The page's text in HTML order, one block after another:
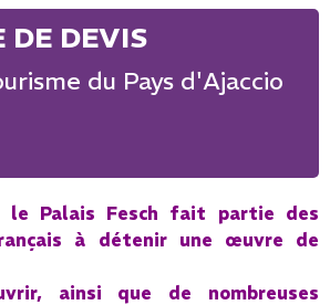
du Pays d'Ajaccio
le Palais Fesch fait partie des
à détenir une œuvre de
ainsi que de nombreuses